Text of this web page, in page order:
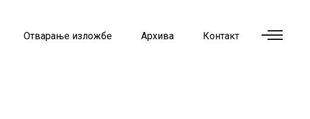
Отварање изложбе Архива Контакт